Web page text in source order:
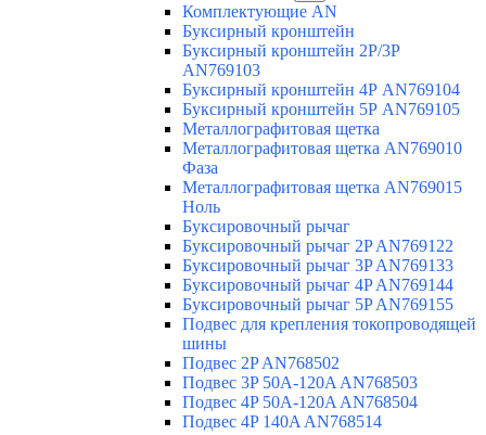
Комплектующие AN
Буксирный кронштейн
Буксирный кронштейн 2Р/3Р
AN769103
Буксирный кронштейн 4Р AN769104
Буксирный кронштейн 5Р AN769105
Металлографитовая щетка
Металлографитовая щетка AN769010
Фаза
Металлографитовая щетка AN769015
Ноль
Буксировочный рычаг
Буксировочный рычаг 2P AN769122
Буксировочный рычаг 3P AN769133
Буксировочный рычаг 4P AN769144
Буксировочный рычаг 5P AN769155
Подвес для крепления токопроводящей
шины
Подвес 2P AN768502
Подвес 3P 50A-120A AN768503
Подвес 4P 50A-120A AN768504
Подвес 4P 140A AN768514